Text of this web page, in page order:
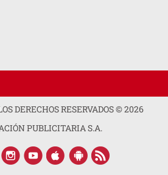
DERECHOS RESERVADOS ©2026
PUBLICITARIA S.A.